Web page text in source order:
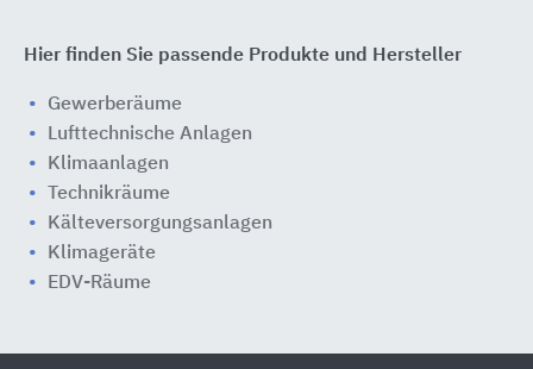
Hier finden Sie passende Produkte und Hersteller
Gewerberäume
Lufttechnische Anlagen
Klimaanlagen
Technikräume
Kälteversorgungsanlagen
Klimageräte
EDV-Räume